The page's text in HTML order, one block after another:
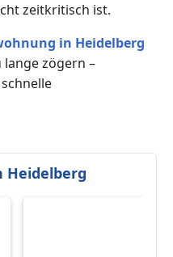
zeitkritisch ist.
in Heidelberg
zögern –
Heidelberg